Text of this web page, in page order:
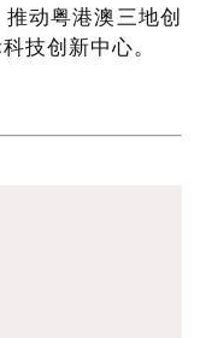
动粤港澳三地创
技创新中心。